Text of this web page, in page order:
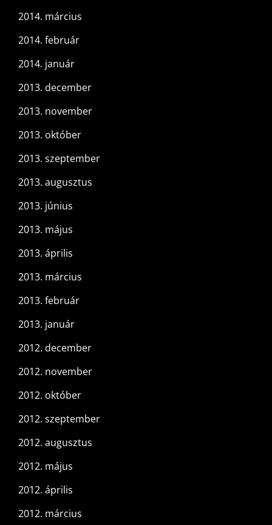
2014. március
2014. február
2014. január
2013. december
2013. november
2013. október
2013. szeptember
2013. augusztus
2013. június
2013. május
2013. április
2013. március
2013. február
2013. január
2012. december
2012. november
2012. október
2012. szeptember
2012. augusztus
2012. május
2012. április
2012. március